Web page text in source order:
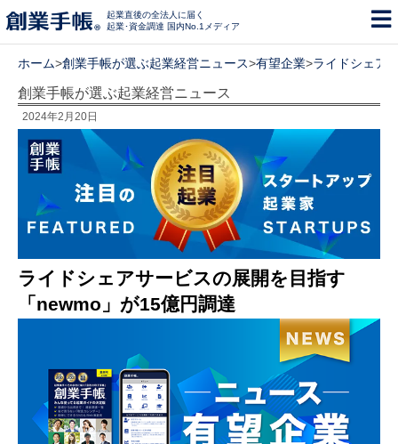
起業直後の全法人に届く
起業･資金調達 国内No.1メディア
ホーム>創業手帳が選ぶ起業経営ニュース>有望企業>ライドシェア
創業手帳が選ぶ起業経営ニュース
2024年2月20日
ライドシェアサービスの展開を目指す
「newmo」が15億円調達